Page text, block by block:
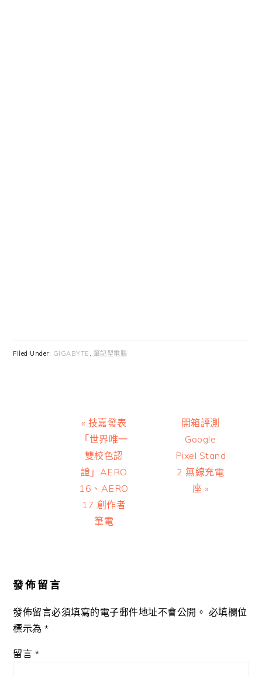
Filed Under: GIGABYTE , 筆記型電腦
Previous
Post:
« 技嘉發表
「世界唯一
雙校色認
證」AERO
16、AERO
17 創作者
筆電
Next
Post:
開箱評測
Google
Pixel Stand
2 無線充電
座 »
發佈留言
發佈留言必須填寫的電子郵件地址不會公開。 必填欄位
標示為*
留言 *